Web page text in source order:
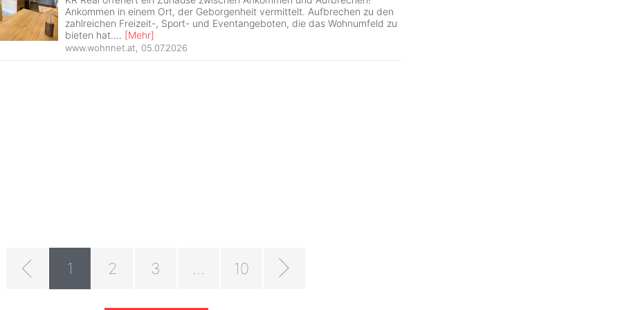
Ankommen in einem Ort, der Geborgenheit vermittelt. Aufbrechen zu den
zahlreichen Freizeit-, Sport- und Eventangeboten, die das Wohnumfeld zu
bieten hat.... [Mehr]
www.wohnnet.at, 05.07.2026
1 2 3 ... 10